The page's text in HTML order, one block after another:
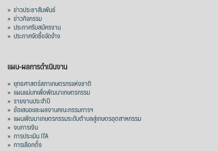
» ข่าวประชาสัมพันธ์
» ข่าวกิจกรรม
» ประกาศรับสมัครงาน
» ประกาศจัดซื้อจัดจ้าง
แผน-ผลการดำเนินงาน
» ยุทธศาสตร์สภาเกษตรกรแห่งชาติ
» แผนแม่บทเพื่อพัฒนาเกษตรกรรม
» รายงานประจำปี
» ข้อเสนอและผลงานคณะกรรมการฯ
» แผนพัฒนาเกษตรกรรมระดับตำบลสู่เกษตรอุตสาหกรรม
» งบการเงิน
» การประเมิน ITA
» การเลือกตั้ง